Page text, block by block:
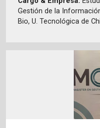
Gestión de la
Bio, U. Tecnológica de